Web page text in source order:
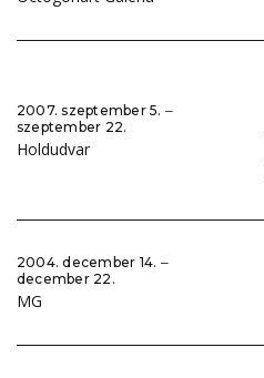
2007. szeptember 5. ‒
szeptember 22.
Holdudvar
2004. december 14. ‒
december 22.
MG